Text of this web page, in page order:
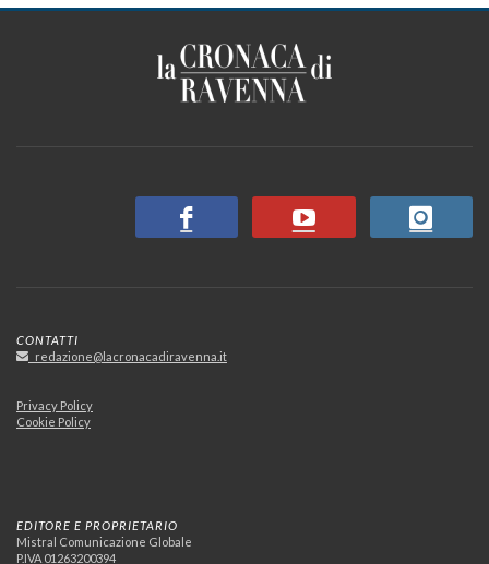
CONTATTI
redazione@lacronacadiravenna.it
Privacy Policy
Cookie Policy
EDITORE E PROPRIETARIO
Mistral Comunicazione Globale
P.IVA 01263200394